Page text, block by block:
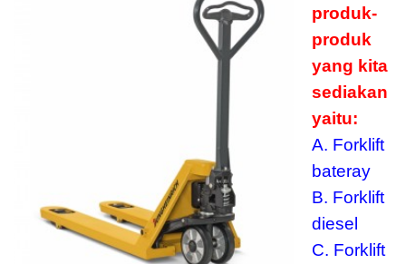
produk-
produk
yang kita
sediakan
yaitu:
A. Forklift
bateray
B. Forklift
diesel
C. Forklift